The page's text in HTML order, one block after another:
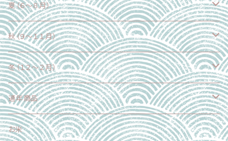
野菜
果物
魚介類
加工食品
夏（６～８月）
野菜
果物
魚介類
加工食品
秋（９～１１月）
野菜
果物
魚介類
冬（１２～２月）
野菜
果物
通年商品
野菜
お米